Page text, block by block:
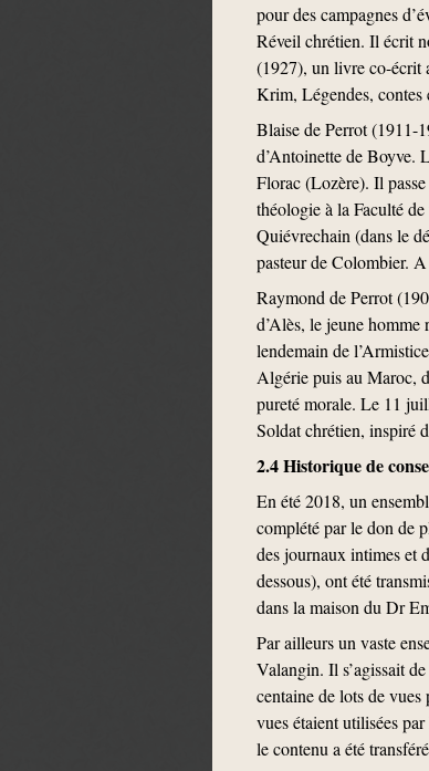
pour des campagnes
Réveil chrétien. Il écrit
(1927), un livre co-écrit
Krim, Légendes, contes
Blaise de Perrot (1911-
d’Antoinette de Boyve.
Florac (Lozère). Il
théologie à la Faculté
Quiévrechain (dans le
pasteur de Colombier.
Raymond de Perrot
d’Alès, le jeune
lendemain de
Algérie puis au Maroc,
pureté morale. Le 11
Soldat chrétien, inspiré
2.4 Historique de
En été 2018, un
complété par le don de
des journaux intimes et
dessous), ont été
dans la maison du Dr
Par ailleurs un vaste
Valangin. Il s’agissait
centaine de lots de
vues étaient utilisées
le contenu a été